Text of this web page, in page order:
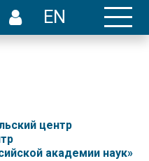
EN
центр
академии наук»